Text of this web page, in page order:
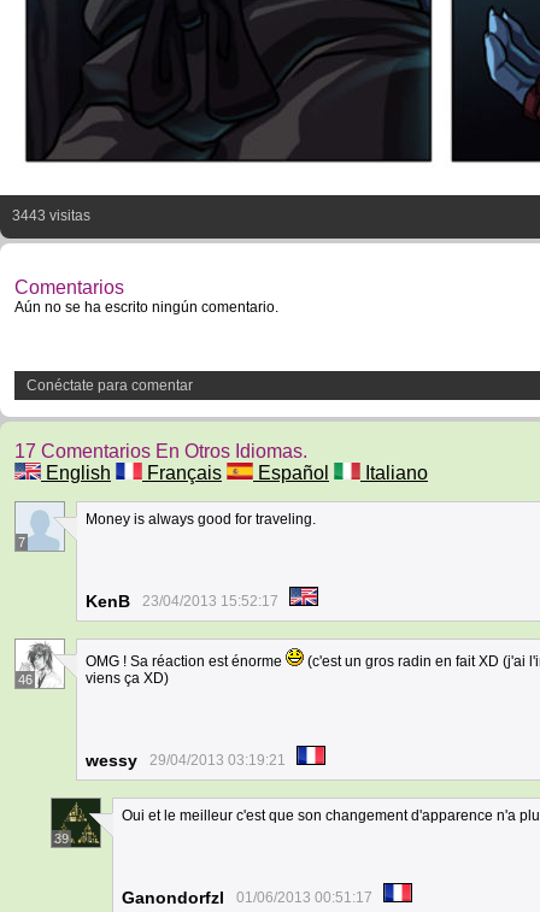
3443 visitas
Comentarios
Aún no se ha escrito ningún comentario.
Conéctate para comentar
17 Comentarios En Otros Idiomas.
English
Français Español Italiano
7
Money is always good for traveling.
KenB 23/04/2013 15:52:17
46
OMG ! Sa réaction est énorme
(c'est un gros radin en fait XD (j'ai
viens ça XD)
wessy 29/04/2013 03:19:21
39
Oui et le meilleur c'est que son changement d'apparence n'a
Ganondorfzl 01/06/2013 00:51:17